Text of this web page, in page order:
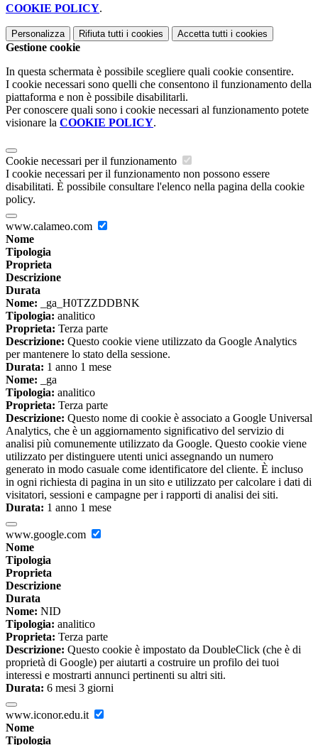
COOKIE POLICY.
Personalizza Rifiuta tutti i cookies Accetta tutti i cookies
Gestione cookie
In questa schermata è possibile scegliere quali cookie consentire.
I cookie necessari sono quelli che consentono il funzionamento della
piattaforma e non è possibile disabilitarli.
Per conoscere quali sono i cookie necessari al funzionamento potete
visionare la COOKIE POLICY.
Cookie necessari per il funzionamento
I cookie necessari per il funzionamento non possono essere
disabilitati. È possibile consultare l'elenco nella pagina della cookie
policy.
www.calameo.com
Nome
Tipologia
Proprieta
Descrizione
Durata
Nome: _ga_H0TZZDDBNK
Tipologia: analitico
Proprieta: Terza parte
Descrizione: Questo cookie viene utilizzato da Google Analytics
per mantenere lo stato della sessione.
Durata: 1 anno 1 mese
Nome: _ga
Tipologia: analitico
Proprieta: Terza parte
Descrizione: Questo nome di cookie è associato a Google Universal
Analytics, che è un aggiornamento significativo del servizio di
analisi più comunemente utilizzato da Google. Questo cookie viene
utilizzato per distinguere utenti unici assegnando un numero
generato in modo casuale come identificatore del cliente. È incluso
in ogni richiesta di pagina in un sito e utilizzato per calcolare i dati di
visitatori, sessioni e campagne per i rapporti di analisi dei siti.
Durata: 1 anno 1 mese
www.google.com
Nome
Tipologia
Proprieta
Descrizione
Durata
Nome: NID
Tipologia: analitico
Proprieta: Terza parte
Descrizione: Questo cookie è impostato da DoubleClick (che è di
proprietà di Google) per aiutarti a costruire un profilo dei tuoi
interessi e mostrarti annunci pertinenti su altri siti.
Durata: 6 mesi 3 giorni
www.iconor.edu.it
Nome
Tipologia